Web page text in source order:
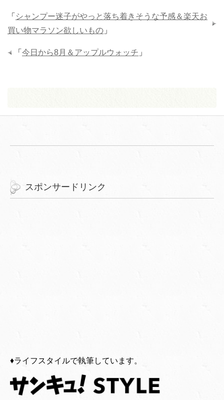
「 シャンプー迷子がやっと落ち着きそうな予感＆楽天お
買い物マラソン欲しいもの 」
「 今日から8月＆アップルウォッチ 」
スポンサードリンク
♦︎ライフスタイルで執筆しています。